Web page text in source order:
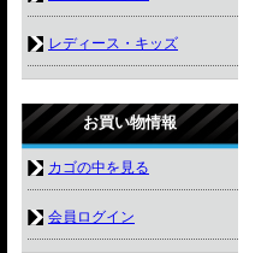
レディース・キッズ
お買い物情報
カゴの中を見る
会員ログイン